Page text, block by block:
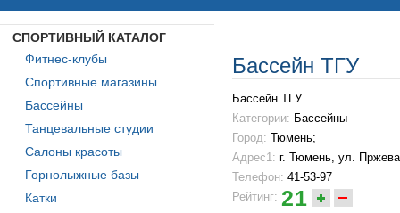
СПОРТИВНЫЙ КАТАЛОГ
Фитнес-клубы
Спортивные магазины
Бассейны
Танцевальные студии
Салоны красоты
Горнолыжные базы
Катки
Бассейн ТГУ
Бассейн ТГУ
Категории: Бассейны
Город: Тюмень;
Адрес1: г. Тюмень, ул.
Телефон: 41-53-97
Рейтинг: 21